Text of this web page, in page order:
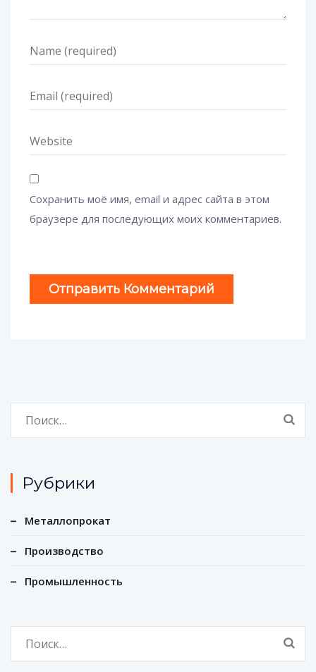
Сохранить моё имя, email и адрес сайта в этом
браузере для последующих моих комментариев.
Рубрики
Металлопрокат
Производство
Промышленность